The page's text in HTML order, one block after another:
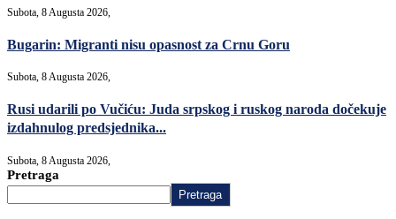
Subota, 8 Augusta 2026,
Bugarin: Migranti nisu opasnost za Crnu Goru
Subota, 8 Augusta 2026,
Rusi udarili po Vučiću: Juda srpskog i ruskog naroda dočekuje
izdahnulog predsjednika...
Subota, 8 Augusta 2026,
Pretraga
Pretraga